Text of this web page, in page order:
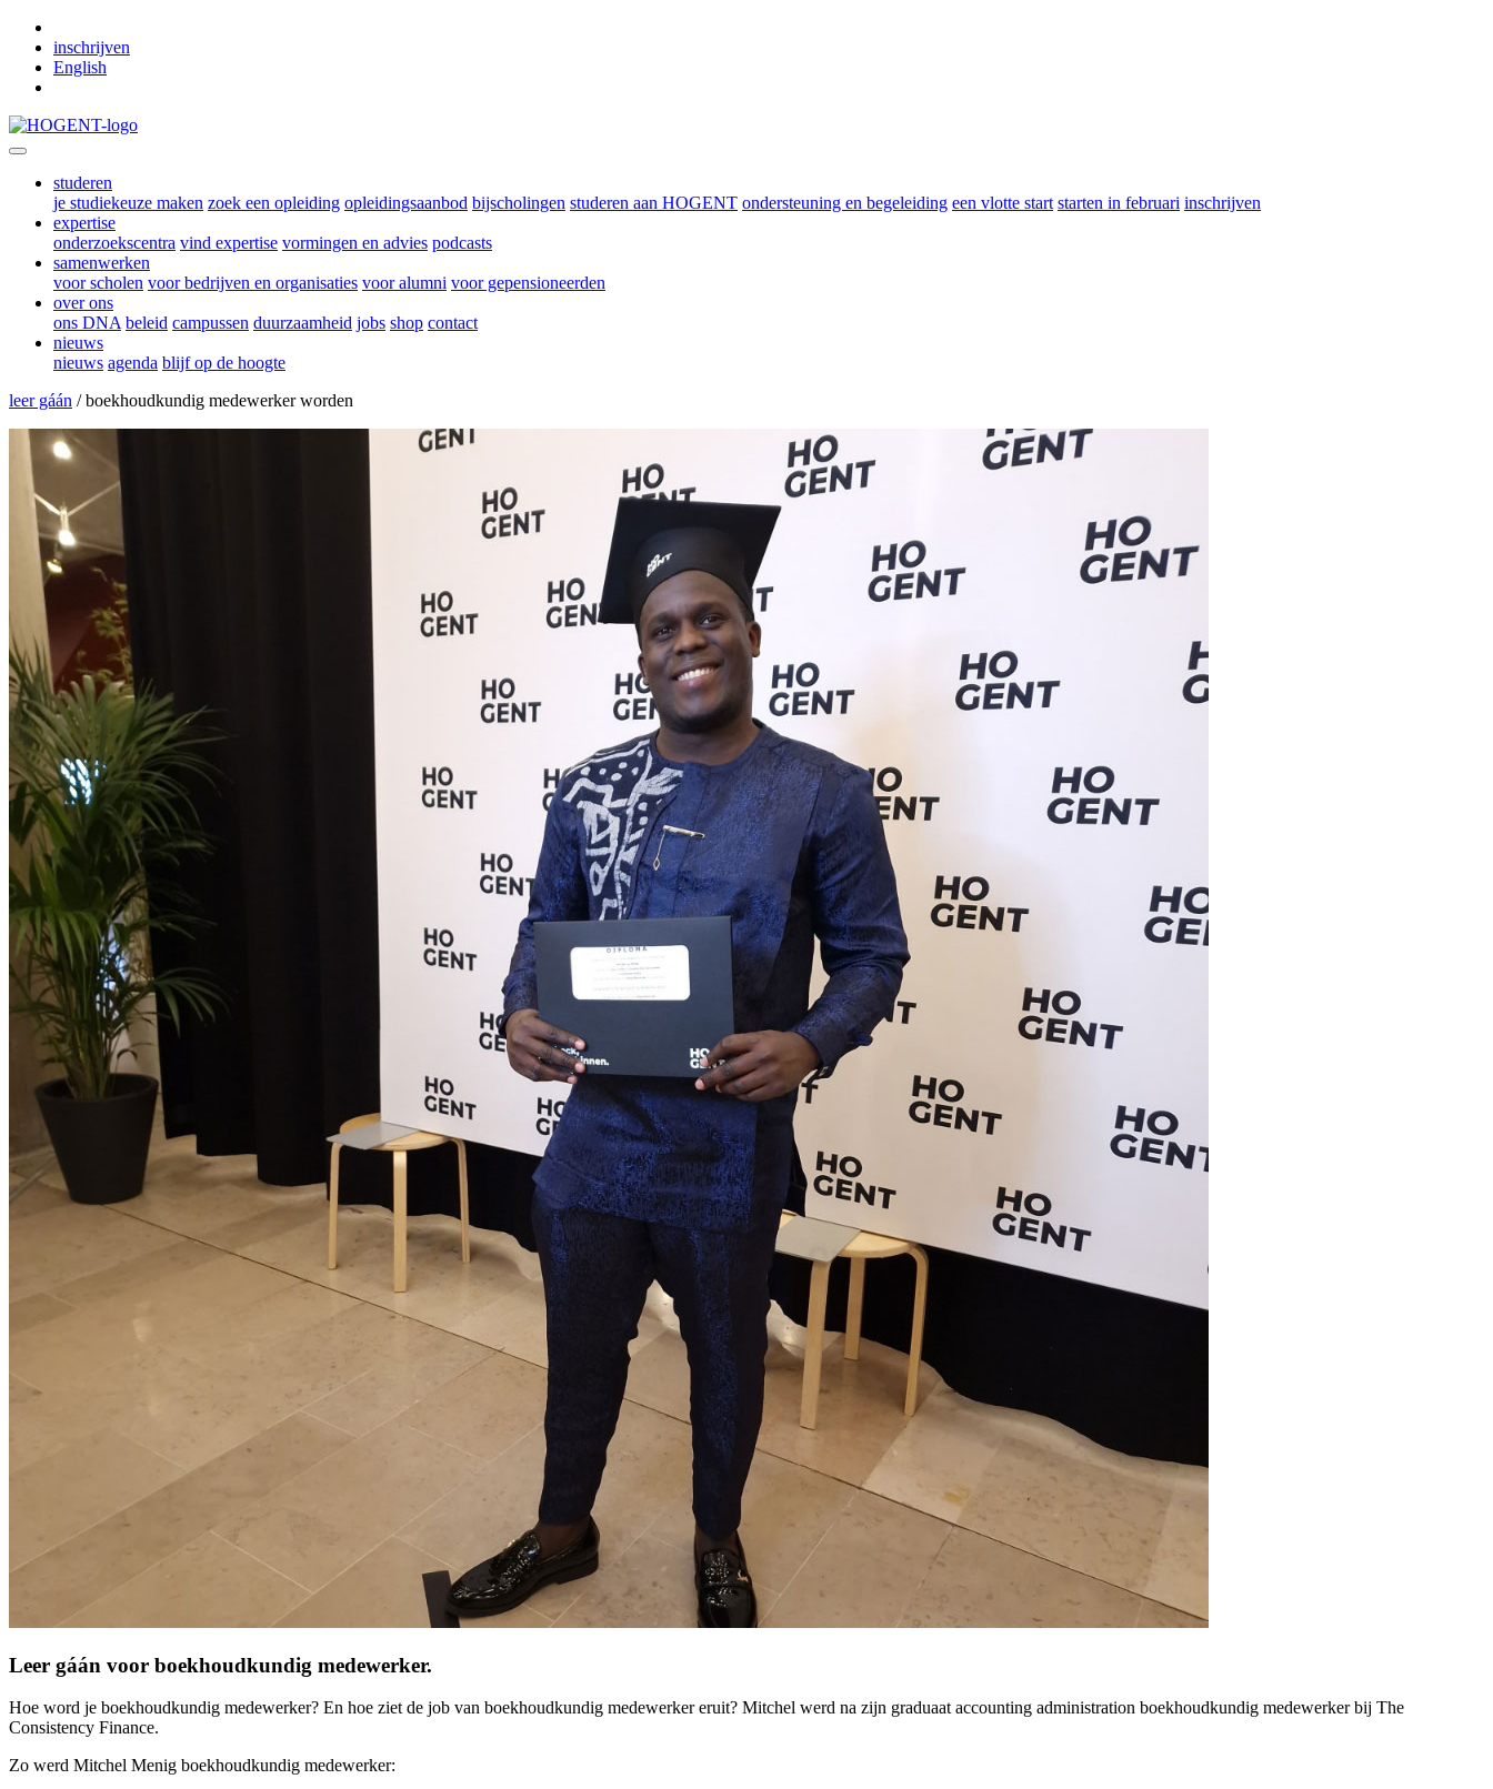
inschrijven
English
studeren
je studiekeuze maken zoek een opleiding opleidingsaanbod bijscholingen studeren aan HOGENT ondersteuning en begeleiding een vlotte start starten in februari inschrijven
expertise
onderzoekscentra vind expertise vormingen en advies podcasts
samenwerken
voor scholen voor bedrijven en organisaties voor alumni voor gepensioneerden
over ons
ons DNA beleid campussen duurzaamheid jobs shop contact
nieuws
nieuws agenda blijf op de hoogte
leer gáán / boekhoudkundig medewerker worden
Leer gáán voor boekhoudkundig medewerker.
Hoe word je boekhoudkundig medewerker? En hoe ziet de job van boekhoudkundig medewerker eruit? Mitchel werd na zijn graduaat accounting administration boekhoudkundig medewerker bij The
Consistency Finance.
Zo werd Mitchel Menig boekhoudkundig medewerker: